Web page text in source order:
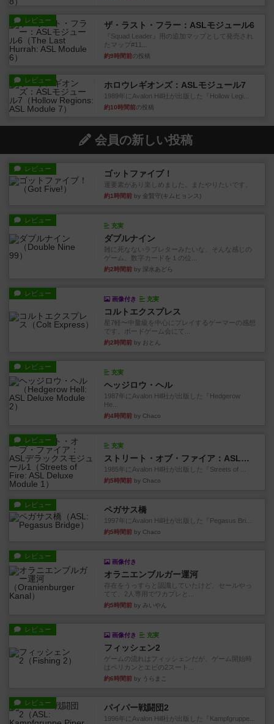
レビュー ザ・ラスト・フラー：ASLモジュール6
『Squad Leader』用の追加マップとして発売され
たマップ#11...
約9時間前の投稿
レビュー ホロウレギオンズ：ASLモジュール7
1989年にAvalon Hill社が出版した『Hollow Legi...
約10時間前の投稿
会員の新しい投稿
レビュー ゴットファイブ！
運要素があり楽しめました。またやりたいです。
約1時間前 by 金賢守(キムヒョンス)
レビュー
充実
ダブルナイン
雑に死なないラブレターみたいな、そんな感じの
ゲーム。数字カードを１の位...
約2時間前 by 深水あどら
レビュー
画像付き 充実
コルトエクスプレス
星7軽〜中量級を中心にプレイするゲーマーの感想
です。ボードゲーム会にて...
約2時間前 by おとん
レビュー
充実
ヘッジロウ・ヘル
1987年にAvalon Hill社が出版した『Hedgerow
He...
約4時間前 by Chaco
レビュー
充実
ストリート・オブ・ファイア：ASLデラックスモジュール1
1985年にAvalon Hill社が出版した『Streets of ...
約5時間前 by Chaco
レビュー ペガサス橋
1997年にAvalon Hill社が出版した『Pegasus Bri...
約5時間前 by Chaco
レビュー
画像付き
オラニエンブルガー運河
存在をうっすらと認識していたけど、セールやっ
てて、2人専用でワカプレと...
約5時間前 by みいやん
レビュー
画像付き 充実
フィッシェン2
ゲームの流れはフィッシェンだが、ゲーム開始時
はペリカンとエビの2スート...
約6時間前 by うらまこ
レビュー パイパー戦闘団2
1996年にAvalon Hill社が出版した『Kampfgruppe...